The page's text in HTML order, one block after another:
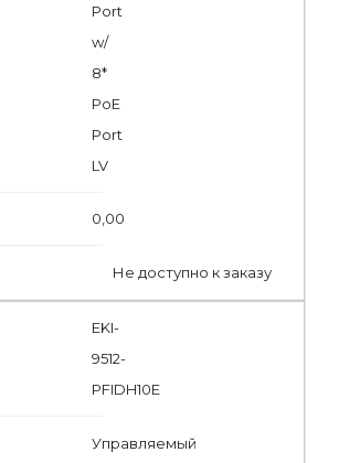
Port
w/
8*
PoE
Port
LV
0,00
Не доступно к заказу
EKI-
9512-
PFIDH10E
Управляемый